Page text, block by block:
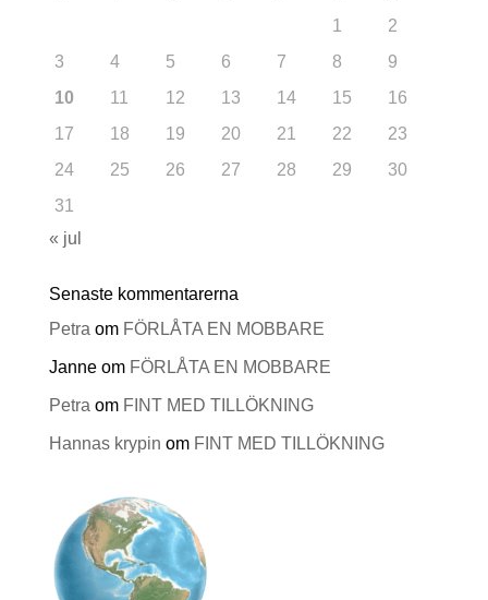
1
2
3
4 5 6 7 8
9
10
11 12 13 14 15
16
17
18 19 20 21 22
23
24
25 26 27 28 29
30
31
« jul
Senaste kommentarerna
Petra om FÖRLÅTA EN MOBBARE
Janneom FÖRLÅTA EN MOBBARE
Petra om FINT MED TILLÖKNING
Hannas krypin om FINT MED TILLÖKNING